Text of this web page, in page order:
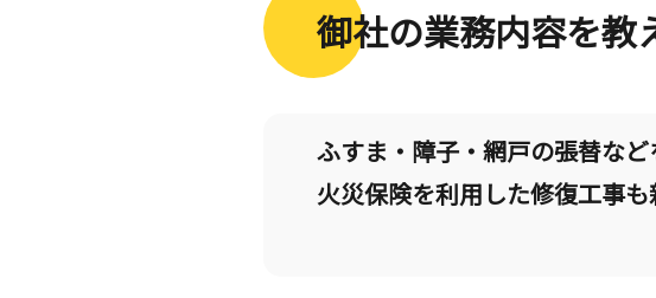
御社の業務内容を教
ふすま・障子・網戸の張替など
火災保険を利用した修復工事も